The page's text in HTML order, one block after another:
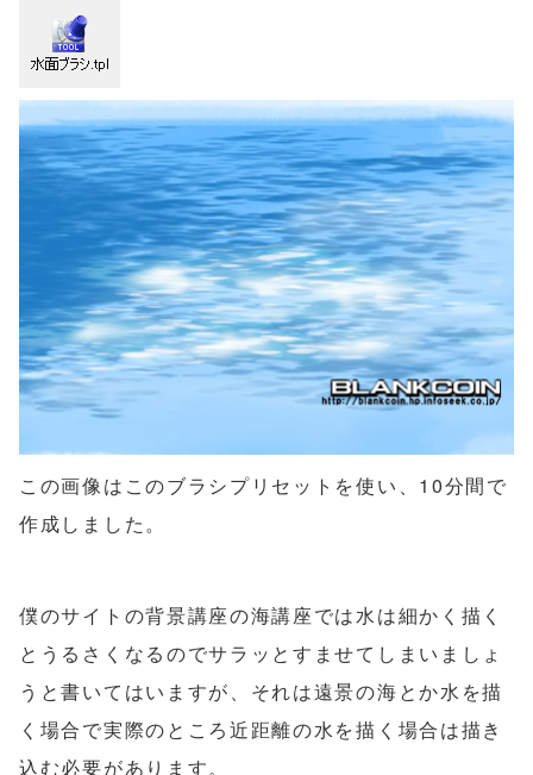
この画像はこのブラシプリセットを使い、10分間で
作成しました。
僕のサイトの背景講座の海講座では水は細かく描く
とうるさくなるのでサラッとすませてしまいましょ
うと書いてはいますが、それは遠景の海とか水を描
く場合で実際のところ近距離の水を描く場合は描き
込む必要があります。